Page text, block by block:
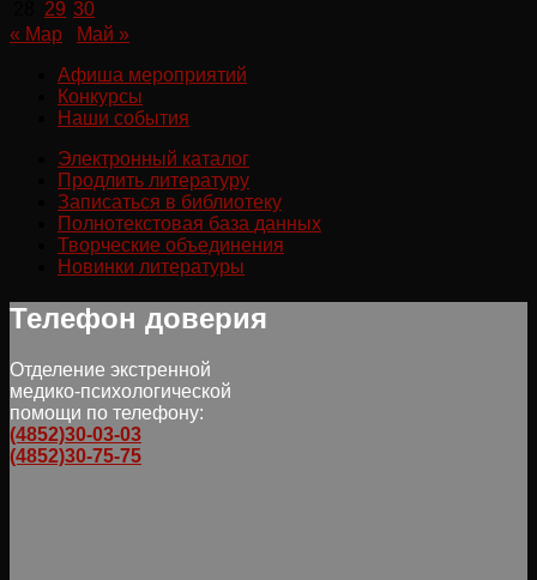
29 30
« Мар
Май »
Афиша мероприятий
Конкурсы
Наши события
Электронный каталог
Продлить литературу
Записаться в библиотеку
Полнотекстовая база данных
Творческие объединения
Новинки литературы
Телефон доверия
Отделение экстренной
медико-психологической
помощи по телефону:
(4852)30-03-03
(4852)30-75-75